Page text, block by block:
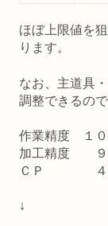
ほぼ上限値を
ります。
なお、主道具
調整できるので
作業精度 １０
加工精度 ９
ＣＰ ４
↓